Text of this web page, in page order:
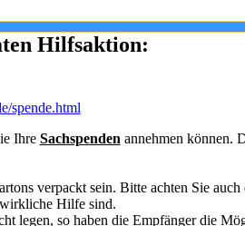
Hilfsaktion:
spende.html
Ihre Sachspenden annehmen können.
verpackt sein. Bitte achten Sie auch
Hilfe sind.
legen, so haben die Empfänger die